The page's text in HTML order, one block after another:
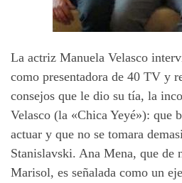
La actriz Manuela Velasco
como presentadora de 40 TV y
consejos que le dio su tía, la
Velasco (la «Chica Yeyé»): que
actuar y que no se tomara
Stanislavski. Ana Mena, que de
Marisol, es señalada como un